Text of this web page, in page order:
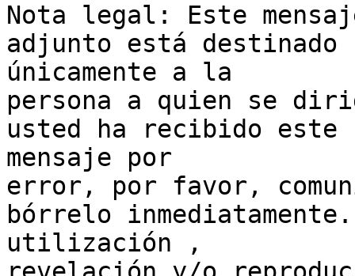
Nota legal: Este
adjunto está destinado
únicamente a la
persona a quien se
usted ha recibido este
mensaje por
error, por favor,
bórrelo
utilización ,